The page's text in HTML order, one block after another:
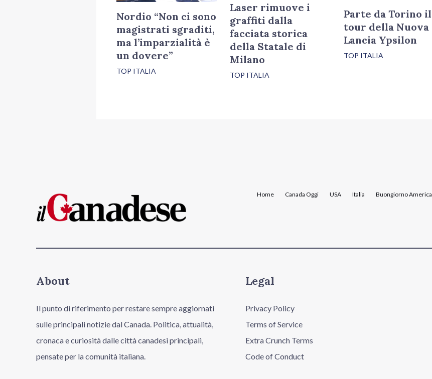
Nordio “Non ci sono
magistrati sgraditi,
ma l’imparzialità è
un dovere”
TOP ITALIA
Laser rimuove i
graffiti dalla
facciata storica
della Statale di
Milano
TOP ITALIA
Parte da Torino il
tour della Nuova
Lancia Ypsilon
TOP ITALIA
Home Canada Oggi USA Italia Buongiorno America
About
Il punto di riferimento per restare sempre aggiornati
sulle principali notizie dal Canada. Politica, attualità,
cronaca e curiosità dalle città canadesi principali,
pensate per la comunità italiana.
Legal
Privacy Policy
Terms of Service
Extra Crunch Terms
Code of Conduct